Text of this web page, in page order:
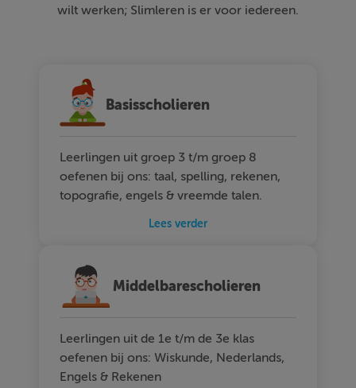
wilt werken; Slimleren is er voor iedereen.
Basisscholieren
Leerlingen uit groep 3 t/m groep 8
oefenen bij ons: taal, spelling, rekenen,
topografie, engels & vreemde talen.
Lees verder
Middelbarescholieren
Leerlingen uit de 1e t/m de 3e klas
oefenen bij ons: Wiskunde, Nederlands,
Engels & Rekenen